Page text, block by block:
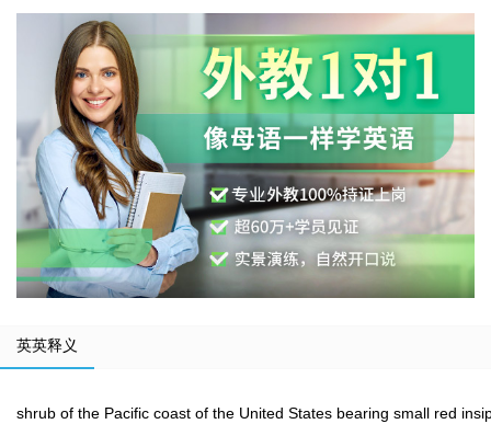
英英释义
shrub of the Pacific coast of the United States bearing small red